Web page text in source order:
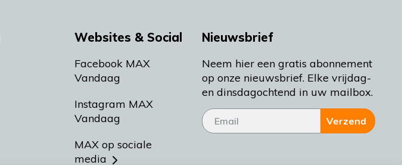
Websites & Social
Facebook MAX
Vandaag
Instagram MAX
Vandaag
MAX op sociale
media
Nieuwsbrief
Neem hier een gratis abonnement
op onze nieuwsbrief. Elke vrijdag-
en dinsdagochtend in uw mailbox.
Verzend